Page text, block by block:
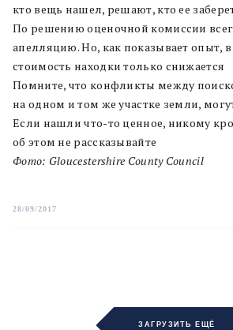
кто вещь нашел, решают, кто ее
По решению оценочной комиссии
апелляцию. Но, как показывает опыт, в
стоимость находки только снижается
Помните, что конфликты между
на одном и том же участке земли,
Если нашли что-то ценное, никому
об этом не рассказывайте
Фото: Gloucestershire County Council
28/09/2017
ЗАГРУЗИТЬ ЕЩЁ